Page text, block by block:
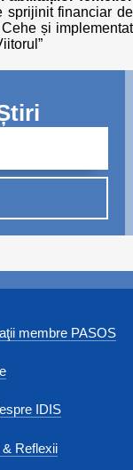
sprijinit financiar de
și implementat
membre PASOS
IDIS
Reflexii